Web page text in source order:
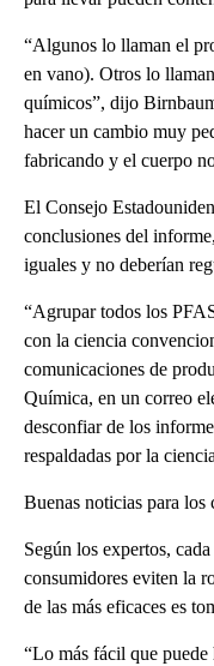
“Algunos lo llaman el
en vano). Otros lo
químicos”, dijo
hacer un cambio muy
fabricando y el cuerpo
El Consejo
conclusiones del
iguales y no deberían
“Agrupar todos los
con la ciencia
comunicaciones de
Química, en un correo
desconfiar de los
respaldadas por la
Buenas noticias para los
Según los expertos,
consumidores eviten la
de las más eficaces es
“Lo más fácil que